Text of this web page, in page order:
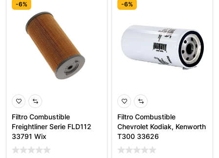
-6%
Filtro Combustible
Freightliner Serie FLD112
33791 Wix
-6%
Filtro Combustible
Chevrolet Kodiak, Kenworth
T300 33626